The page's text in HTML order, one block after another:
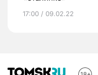
17:00 / 09.02.22